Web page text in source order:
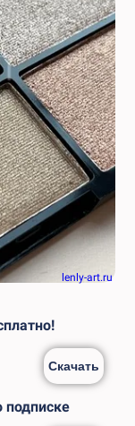
lenly-art.ru
Скачать
подписке